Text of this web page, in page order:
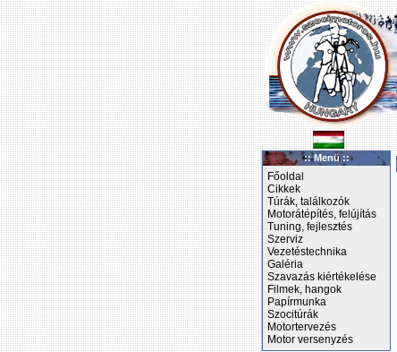
:: Menü ::
Főoldal
Cikkek
Túrák, találkozók
Motorátépítés, felújítás
Tuning, fejlesztés
Szerviz
Vezetéstechnika
Galéria
Szavazás kiértékelése
Filmek, hangok
Papírmunka
Szocitúrák
Motortervezés
Motor versenyzés